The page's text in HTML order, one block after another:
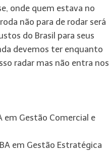
onde quem estava no
não para de rodar será
do Brasil para seus
devemos ter enquanto
radar mas não entra nos
em Gestão Comercial e
em Gestão Estratégica